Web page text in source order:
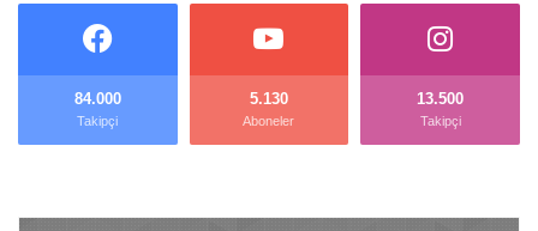
84.000
Takipçi
5.130
Aboneler
13.500
Takipçi